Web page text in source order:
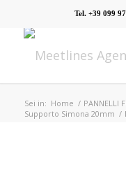
Tel. +39 099
Sei in: Home / PANNELLI
Supporto Simona 20mm /